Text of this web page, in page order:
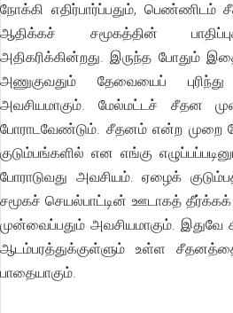
நோக்கி எதிர்பார்ப்பதும், பெண்ணிடம்
ஆதிக்கச் சமூகத்தின்
அதிகரிக்கின்றது. இருந்த போதும்
அணுகுவதும் தேவையைப்
அவசியமாகும். மேல்மட்டச் சீதன
போராடவேண்டும். சீதனம் என்ற முறை
குடும்பங்களில் என எங்கு
போராடுவது அவசியம். ஏழைக்
சமூகச் செயல்பாட்டின் ஊடாகத்
முன்வைப்பதும் அவசியமாகும். இதுவே
ஆடம்பரத்துக்குள்ளும் உள்ள
பாதையாகும்.